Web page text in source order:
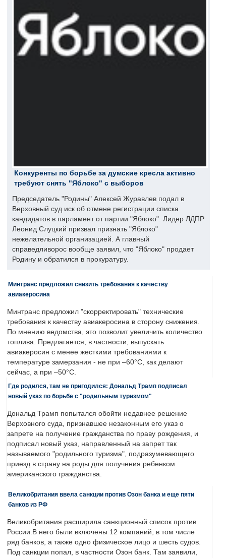
Конкуренты по борьбе за думские кресла активно
требуют снять "Яблоко" с выборов
Председатель "Родины" Алексей Журавлев подал в
Верховный суд иск об отмене регистрации списка
кандидатов в парламент от партии "Яблоко". Лидер ЛДПР
Леонид Слуцкий призвал признать "Яблоко"
нежелательной организацией. А главный
справедливорос вообще заявил, что "Яблоко" продает
Родину и обратился в прокуратуру.
Минтранс предложил снизить требования к качеству
авиакеросина
Минтранс предложил "скорректировать" технические
требования к качеству авиакеросина в сторону снижения.
По мнению ведомства, это позволит увеличить количество
топлива. Предлагается, в частности, выпускать
авиакеросин с менее жесткими требованиями к
температуре замерзания - не при –60°C, как делают
сейчас, а при –50°C.
Где родился, там не пригодился: Дональд Трамп подписал
новый указ по борьбе с "родильным туризмом"
Дональд Трамп попытался обойти недавнее решение
Верховного суда, признавшее незаконным его указ о
запрете на получение гражданства по праву рождения, и
подписал новый указ, направленный на запрет так
называемого "родильного туризма", подразумевающего
приезд в страну на роды для получения ребенком
американского гражданства.
Великобритания ввела санкции против Озон банка и еще пяти
банков из РФ
Великобритания расширила санкционный список против
России.В него были включены 12 компаний, в том числе
ряд банков, а также одно физическое лицо и шесть судов.
Под санкции попал, в частности Озон банк. Там заявили,